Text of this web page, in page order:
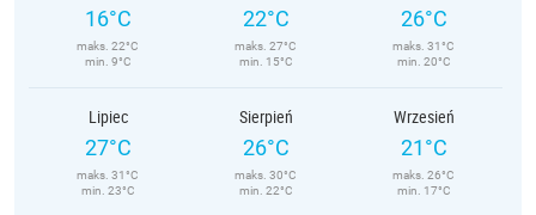
16°C
maks. 22°C
min. 9°C
22°C
maks. 27°C
min. 15°C
26°C
maks. 31°C
min. 20°C
Lipiec
27°C
maks. 31°C
min. 23°C
Sierpień
26°C
maks. 30°C
min. 22°C
Wrzesień
21°C
maks. 26°C
min. 17°C